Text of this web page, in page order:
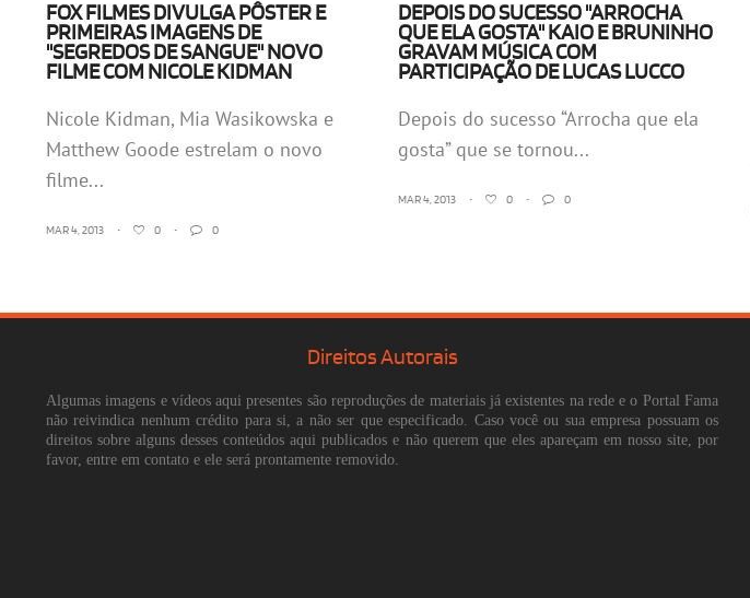
FOX FILMES DIVULGA PÔSTER E
PRIMEIRAS IMAGENS DE
"SEGREDOS DE SANGUE" NOVO
FILME COM NICOLE KIDMAN
Nicole Kidman, Mia Wasikowska e
Matthew Goode estrelam o novo
filme...
MAR 4, 2013 • 0 • 0
DEPOIS DO SUCESSO "ARROCHA
QUE ELA GOSTA" KAIO E BRUNINHO
GRAVAM MÚSICA COM
PARTICIPAÇÃO DE LUCAS LUCCO
Depois do sucesso “Arrocha que ela
gosta” que se tornou...
MAR 4, 2013 • 0 • 0
Direitos Autorais
Algumas imagens e vídeos aqui presentes são reproduções de materiais já existentes na rede e o Portal Fama
não reivindica nenhum crédito para si, a não ser que especificado. Caso você ou sua empresa possuam os
direitos sobre alguns desses conteúdos aqui publicados e não querem que eles apareçam em nosso site, por
favor, entre em contato e ele será prontamente removido.